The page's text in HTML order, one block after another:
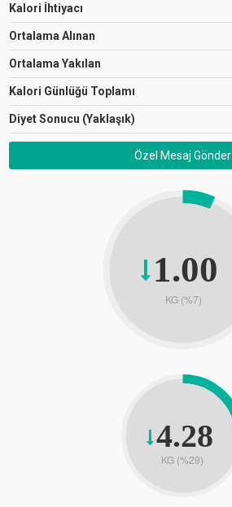
Kalori İhtiyacı
Ortalama Alınan
Ortalama Yakılan
Kalori Günlüğü Toplamı
Diyet Sonucu (Yaklaşık)
Özel Mesaj Gönder
1.00
KG (%7)
4.28
KG (%29)